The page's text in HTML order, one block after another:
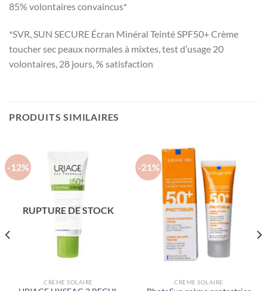
85% volontaires convaincus*
*SVR, SUN SECURE Écran Minéral Teinté SPF50+ Crème
toucher sec peaux normales à mixtes, test d’usage 20
volontaires, 28 jours, % satisfaction
PRODUITS SIMILAIRES
-12%
RUPTURE DE STOCK
CRÈME SOLAIRE
-21%
CRÈME SOLAIRE